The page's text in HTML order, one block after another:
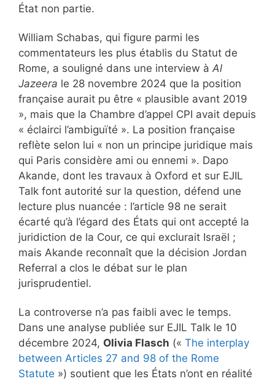
État non partie.
William Schabas, qui figure parmi les
commentateurs les plus établis du Statut de
Rome, a souligné dans une interview à Al
Jazeera le 28 novembre 2024 que la position
française aurait pu être « plausible avant 2019
», mais que la Chambre d’appel CPI avait depuis
« éclairci l’ambiguïté ». La position française
reflète selon lui « non un principe juridique mais
qui Paris considère ami ou ennemi ». Dapo
Akande, dont les travaux à Oxford et sur EJIL
Talk font autorité sur la question, défend une
lecture plus nuancée : l’article 98 ne serait
écarté qu’à l’égard des États qui ont accepté la
juridiction de la Cour, ce qui exclurait Israël ;
mais Akande reconnaît que la décision Jordan
Referral a clos le débat sur le plan
jurisprudentiel.
La controverse n’a pas faibli avec le temps.
Dans une analyse publiée sur EJIL Talk le 10
décembre 2024, Olivia Flasch (« The interplay
between Articles 27 and 98 of the Rome
Statute ») soutient que les États n’ont en réalité